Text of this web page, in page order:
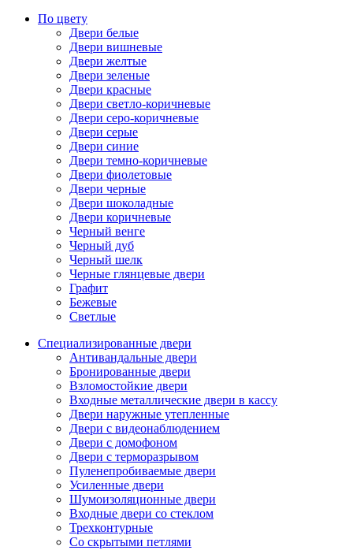
По цвету
Двери белые
Двери вишневые
Двери желтые
Двери зеленые
Двери красные
Двери светло-коричневые
Двери серо-коричневые
Двери серые
Двери синие
Двери темно-коричневые
Двери фиолетовые
Двери черные
Двери шоколадные
Двери коричневые
Черный венге
Черный дуб
Черный шелк
Черные глянцевые двери
Графит
Бежевые
Светлые
Специализированные двери
Антивандальные двери
Бронированные двери
Взломостойкие двери
Входные металлические двери в кассу
Двери наружные утепленные
Двери с видеонаблюдением
Двери с домофоном
Двери с терморазрывом
Пуленепробиваемые двери
Усиленные двери
Шумоизоляционные двери
Входные двери со стеклом
Трехконтурные
Со скрытыми петлями